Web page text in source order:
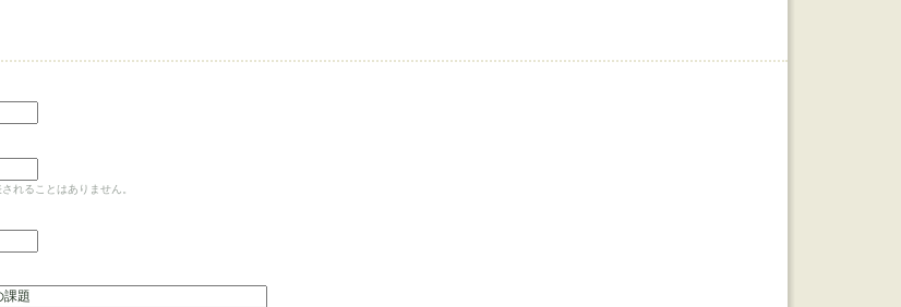
れることはありません。